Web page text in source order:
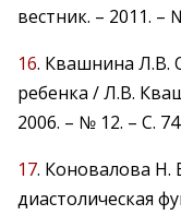
вестник. – 2011. –
16. Квашнина Л.В.
ребенка / Л.В.
2006. – № 12. – С.
17. Коновалова Н.
диастолическая